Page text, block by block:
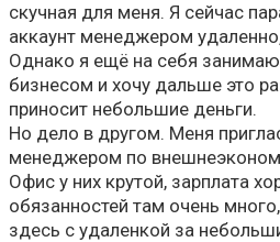
скучная для меня. Я сейчас
аккаунт менеджером
Однако я ещё на себя
бизнесом и хочу дальше это
приносит небольшие деньги.
Но дело в другом. Меня
менеджером по
Офис у них крутой, зарплата
обязанностей там очень
здесь с удаленкой за